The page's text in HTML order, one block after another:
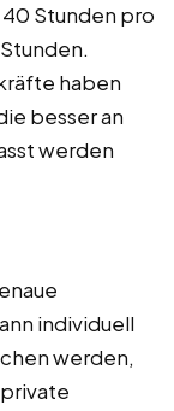
Stunden pro
haben
besser an
werden
individuell
werden,